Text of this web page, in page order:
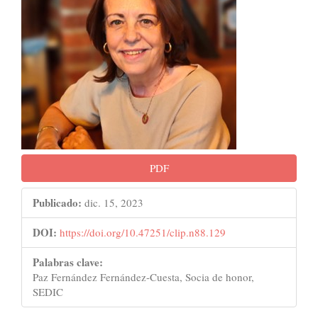
artículo
PDF
Publicado: dic. 15, 2023
DOI: https://doi.org/10.47251/clip.n88.129
Palabras clave:
Paz Fernández Fernández-Cuesta, Socia de honor,
SEDIC